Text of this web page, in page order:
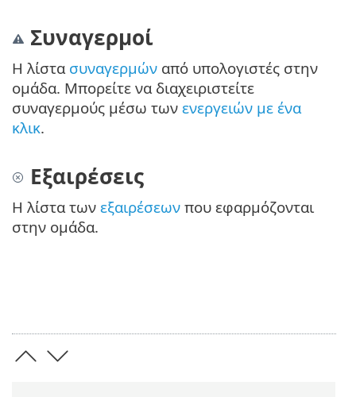
Συναγερμοί
Η λίστα συναγερμών από υπολογιστές στην
ομάδα. Μπορείτε να διαχειριστείτε
συναγερμούς μέσω των ενεργειών με ένα
κλικ.
Εξαιρέσεις
Η λίστα των εξαιρέσεων που εφαρμόζονται
στην ομάδα.